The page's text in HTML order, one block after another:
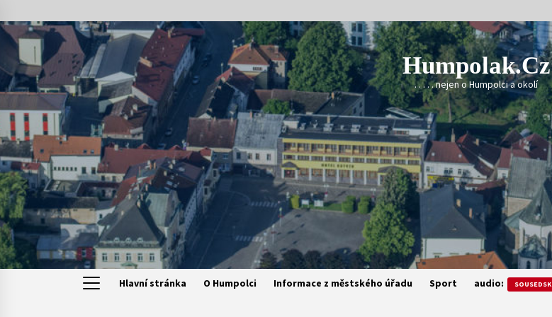
to
content
Humpolak.cz
. . . . . nejen o Humpolci a okolí
Hlavní stránka O Humpolci Informace z městského úřadu Sport audio: